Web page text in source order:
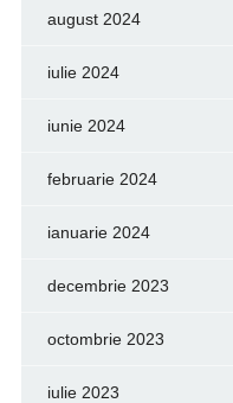
august 2024
iulie 2024
iunie 2024
februarie 2024
ianuarie 2024
decembrie 2023
octombrie 2023
iulie 2023